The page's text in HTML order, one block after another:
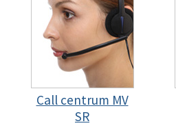
Call centrum MV
SR